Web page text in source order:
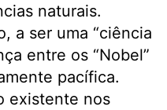
naturais.
a ser uma “ciência
entre os “Nobel”
pacífica.
existente nos